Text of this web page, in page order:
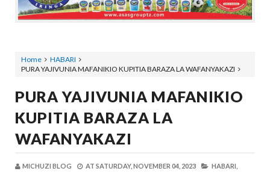
Home
HABARI
PURA YAJIVUNIA MAFANIKIO KUPITIA BARAZA LA WAFANYAKAZI
PURA YAJIVUNIA MAFANIKIO
KUPITIA BARAZA LA
WAFANYAKAZI
MICHUZI BLOG AT SATURDAY, NOVEMBER 04, 2023 HABARI,